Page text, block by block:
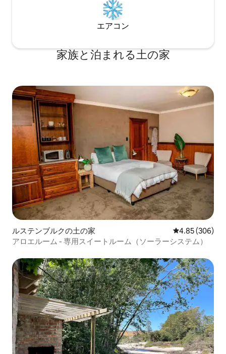
エアコン
家族と泊まれる土の家
ルステンブルクの土の家 レビュー306
4.85 (306)
アロエルーム - 専用スイートルーム（ソーラーシステム）